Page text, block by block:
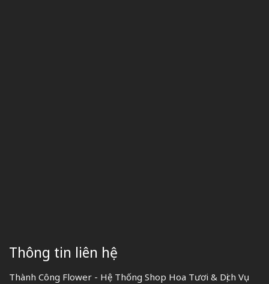
Thông tin liên hệ
Thành Công Flower - Hệ Thống Shop Hoa Tươi & Dịch Vụ